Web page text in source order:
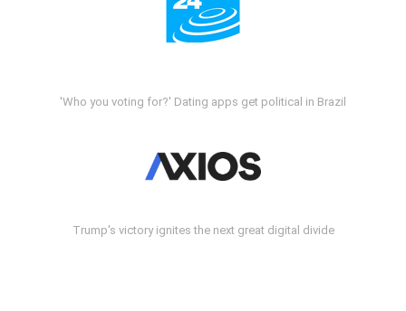
'Who you voting for?' Dating apps get political in Brazil
Trump's victory ignites the next great digital divide